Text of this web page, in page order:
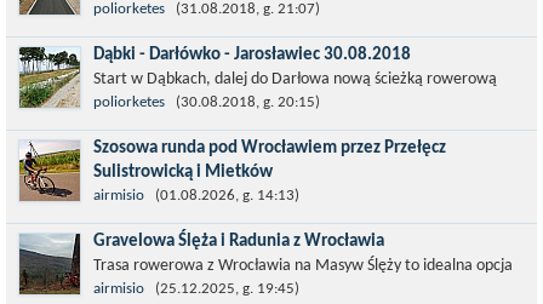
ścieżkę rowerową (od Dąbek do Iwięcina wzdłuż drogi 203).
Niestety jest to trasa nie...
poliorketes (31.08.2018, g. 21:07)
Dąbki - Darłówko - Jarosławiec 30.08.2018
Start w Dąbkach, dalej do Darłowa nową ścieżką rowerową
(niekiedy pieszo-rowerową), gdzie na pierwszym rondzie zjazd
w stronę Darłówka Zachodniego....
poliorketes (30.08.2018, g. 20:15)
Szosowa runda pod Wrocławiem przez Przełęcz
Sulistrowicką i Mietków
Łatwa, szosowa runda pod Wrocławiem, raczej płaska z jednym
małym podjazdem na Przełęcz Sulistrowicką od strony Olesznej.
To trasa idealna na...
airmisio (01.08.2026, g. 14:13)
Gravelowa Ślęża i Radunia z Wrocławia
Trasa rowerowa z Wrocławia na Masyw Ślęży to idealna opcja
na rower przełajowy (lub gravelowy). Zimą, kiedy nie ma śniegu,
airmisio (25.12.2025, g. 19:45)